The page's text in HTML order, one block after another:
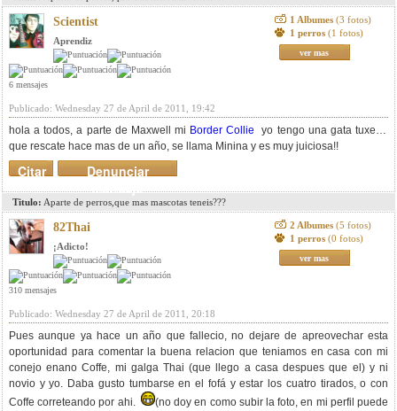
Scientist
Aprendiz
6 mensajes
1 Albumes (3 fotos)
1 perros (1 fotos)
ver mas
Publicado: Wednesday 27 de April de 2011, 19:42
hola a todos, a parte de Maxwell mi Border Collie yo tengo una gata tuxedo
que rescate hace mas de un año, se llama Minina y es muy juiciosa!!
Denunciar
mensaje
Citar
Titulo: Aparte de perros,que mas mascotas teneis???
82Thai
¡Adicto!
310 mensajes
2 Albumes (5 fotos)
1 perros (0 fotos)
ver mas
Publicado: Wednesday 27 de April de 2011, 20:18
Pues aunque ya hace un año que fallecio, no dejare de apreovechar esta
oportunidad para comentar la buena relacion que teniamos en casa con mi
conejo enano Coffe, mi galga Thai (que llego a casa despues que el) y ni
novio y yo. Daba gusto tumbarse en el fofá y estar los cuatro tirados, o con
Coffe correteando por ahi.
(no doy en como subir la foto, en mi perfil puede